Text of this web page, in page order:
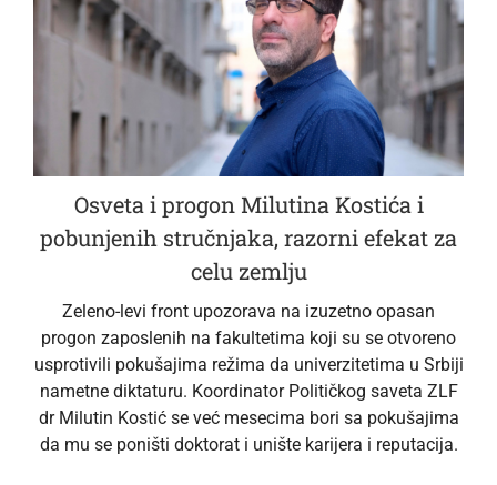
Osveta i progon Milutina Kostića i
pobunjenih stručnjaka, razorni efekat za
celu zemlju
Zeleno-levi front upozorava na izuzetno opasan
progon zaposlenih na fakultetima koji su se otvoreno
usprotivili pokušajima režima da univerzitetima u Srbiji
nametne diktaturu. Koordinator Političkog saveta ZLF
dr Milutin Kostić se već mesecima bori sa pokušajima
da mu se poništi doktorat i unište karijera i reputacija.